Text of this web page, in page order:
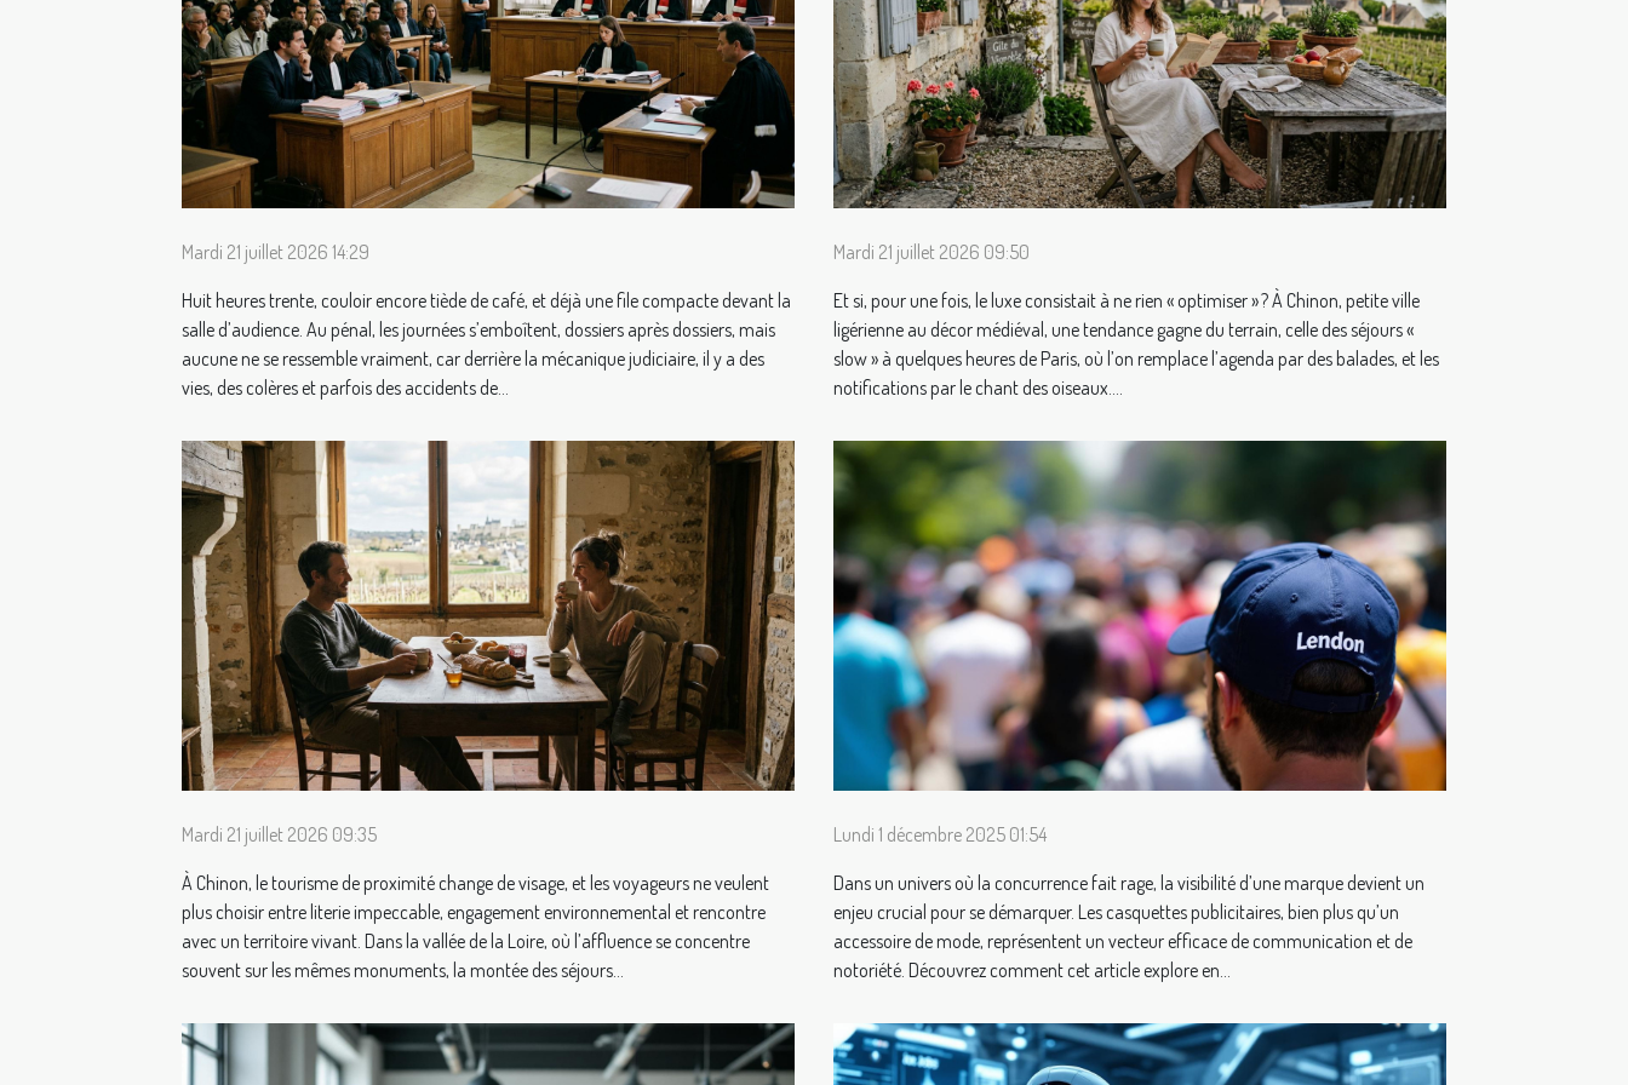
Mardi 21 juillet 2026 14:29
Huit heures trente, couloir encore tiède de café, et déjà une file compacte devant la
salle d’audience. Au pénal, les journées s’emboîtent, dossiers après dossiers, mais
aucune ne se ressemble vraiment, car derrière la mécanique judiciaire, il y a des
vies, des colères et parfois des accidents de...
Mardi 21 juillet 2026 09:50
Et si, pour une fois, le luxe consistait à ne rien « optimiser » ? À Chinon, petite ville
ligérienne au décor médiéval, une tendance gagne du terrain, celle des séjours «
slow » à quelques heures de Paris, où l’on remplace l’agenda par des balades, et les
notifications par le chant des oiseaux....
Mardi 21 juillet 2026 09:35
À Chinon, le tourisme de proximité change de visage, et les voyageurs ne veulent
plus choisir entre literie impeccable, engagement environnemental et rencontre
avec un territoire vivant. Dans la vallée de la Loire, où l’affluence se concentre
souvent sur les mêmes monuments, la montée des séjours...
Lundi 1 décembre 2025 01:54
Dans un univers où la concurrence fait rage, la visibilité d’une marque devient un
enjeu crucial pour se démarquer. Les casquettes publicitaires, bien plus qu’un
accessoire de mode, représentent un vecteur efficace de communication et de
notoriété. Découvrez comment cet article explore en...